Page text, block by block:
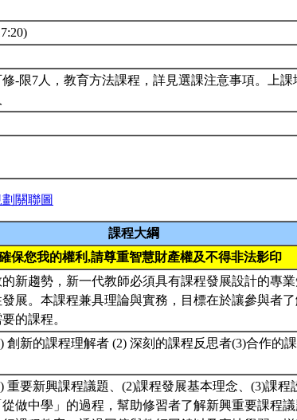
-限7人，教育方法課程，詳見選課注意事項。上課
關聯圖
課程大綱
保您我的權利,請尊重智慧財產權及不得非法影印
新趨勢，新一代教師必須具有課程發展設計的專
展。本課程兼具理論與實務，目標在於讓參與者
的課程。
創新的課程理解者 (2) 深刻的課程反思者(3)合作的
重要新興課程議題、(2)課程發展基本理念、(3)課程
做中學」的過程，幫助修習者了解新興重要課程